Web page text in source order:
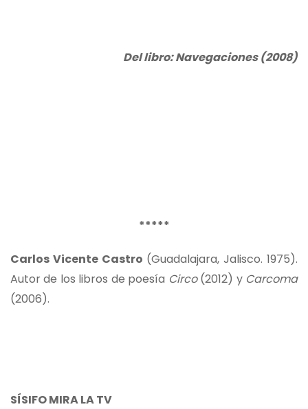
Del libro: Navegaciones (2008)
*****
Carlos Vicente Castro (Guadalajara, Jalisco. 1975).
Autor de los libros de poesía Circo(2012) y Carcoma
(2006).
SÍSIFO MIRA LA TV